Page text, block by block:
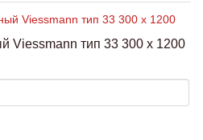
Viessmann тип 33 300 x 1200